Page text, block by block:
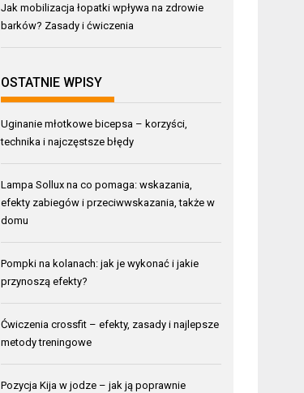
Jak mobilizacja łopatki wpływa na zdrowie
barków? Zasady i ćwiczenia
OSTATNIE WPISY
Uginanie młotkowe bicepsa – korzyści,
technika i najczęstsze błędy
Lampa Sollux na co pomaga: wskazania,
efekty zabiegów i przeciwwskazania, także w
domu
Pompki na kolanach: jak je wykonać i jakie
przynoszą efekty?
Ćwiczenia crossfit – efekty, zasady i najlepsze
metody treningowe
Pozycja Kija w jodze – jak ją poprawnie